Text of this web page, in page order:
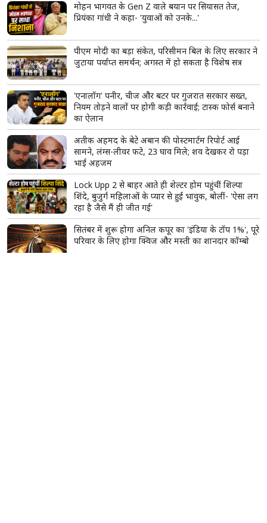
मोहन भागवत के Gen Z वाले बयान पर सियासत तेज,
प्रियंका गांधी ने कहा- 'युवाओं को उनके...'
पीएम मोदी का बड़ा संकेत, परिसीमन बिल के लिए सरकार ने
जुटाया पर्याप्त समर्थन; अगस्त में हो सकता है विशेष सत्र
'एनालॉग' पनीर, चीज और बटर पर गुजरात सरकार सख्त,
नियम तोड़ने वालों पर होगी कड़ी कार्रवाई; टास्क फोर्स बनाने
का ऐलान
अतीक अहमद के बेटे अबान की पोस्टमार्टम रिपोर्ट आई
सामने, लंग्स-लीवर फटे, 23 घाव मिले; शव देखकर रो पड़ा
भाई अहजम
Lock Upp 2 से बाहर आते ही शेल्टर होम पहुंचीं शिल्पा
शिंदे, बुजुर्ग महिलाओं के प्यार से हुईं भावुक, बोलीं- 'ऐसा लग
रहा है जैसे मैं ही जीत गई'
सितंबर में शुरू होगा अनिल कपूर का 'इंडिया के टॉप 1%', पूरे
परिवार के लिए होगा क्विज और मस्ती का शानदार कॉम्बो